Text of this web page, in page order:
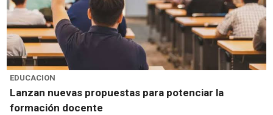
EDUCACION
Lanzan nuevas propuestas para potenciar la
formación docente